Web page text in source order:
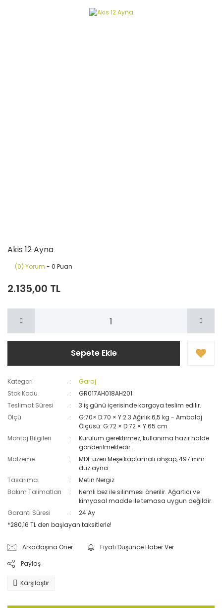
Akis 12 Ayna
(0) Yorum - 0 Puan
2.135,00 TL
Sepete Ekle
Kategori
Garaj
Stok Kodu
GR017AH018AH201
Teslimat Süresi
3 iş günü içerisinde kargoya teslim edilir.
Ölçü
G:70× D:70 × Y:2.3 Ağırlık:6,5 kg - Ambalaj
Ölçüsü: G:72 × D:72 × Y:65 cm
Montaj Bilgileri
Kurulum gerektirmez, kullanıma hazır halde
gönderilmektedir.
Malzeme
MDF üzeri Meşe kaplamalı ahşap, 497 mm
düz ayna
Tasarımcı
Metin Nergiz
Bakım Talimatları
Nemli bez ile silinmesi önerilir. Ağartıcı ve
kimyasal madde ile temasa uygun değildir.
Garanti Süresi
24 Ay
*280,16 TL den başlayan taksitlerle!
Arkadaşına Öner
Fiyatı Düşünce Haber Ver
Paylaş
Karşılaştır